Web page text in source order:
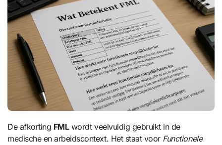
De afkorting FMLwordt veelvuldig gebruikt in de
medische en arbeidscontext. Het staat voor Functionele